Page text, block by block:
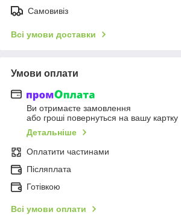
Самовивіз
Всі умови доставки
Умови оплати
Ви отримаєте замовлення
або гроші повернуться на вашу картку
Детальніше
Оплатити частинами
Післяплата
Готівкою
Всі умови оплати